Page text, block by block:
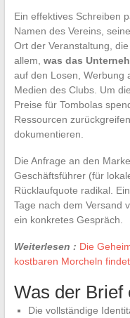
Ein effektives Schreiben
Namen des Vereins,
Ort der Veranstaltung,
allem, was das
auf den Losen, Werbung
Medien des Clubs. Um
Preise für Tombolas
Ressourcen
dokumentieren.
Die Anfrage an den
Geschäftsführer (für
Rücklaufquote radikal.
Tage nach dem Versand
ein konkretes Gespräch.
Weiterlesen : Die
kostbaren Morcheln
Was der Brief
Die vollständige